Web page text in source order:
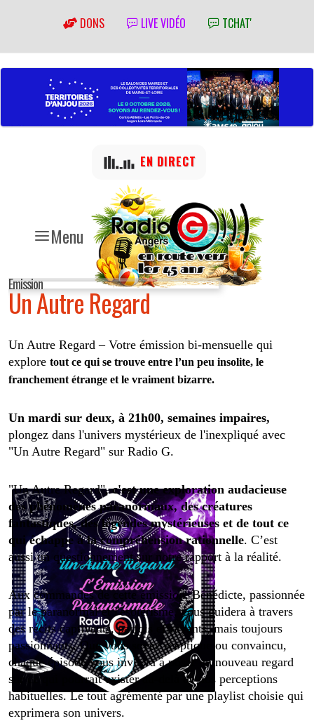
DONS LIVE VIDÉO TCHAT'
Menu
EN DIRECT
Emission
Un Autre Regard
Un Autre Regard – Votre émission bi-mensuelle qui
explore tout ce qui se trouve entre l’un peu insolite, le
franchement étrange et le vraiment bizarre.
Un mardi sur deux, à 21h00, semaines impaires,
plongez dans l'univers mystérieux de l'inexpliqué avec
"Un Autre Regard" sur Radio G.
"Un Autre Regard",c'est une exploration audacieuse
des phénomènes paranormaux, des créatures
fantastiques, des légendes mystérieuses et de tout ce
qui échappe à la compréhension rationnelle. C’est
aussi un questionnement sur notre rapport à la réalité.
Aux commandes de cette émission, Bénédicte, passionnée
par le paranormal et l'ésotérisme, vous guidera à travers
des récits captivants, parfois effrayants, mais toujours
passionnants. Que vous soyez sceptique ou convaincu,
chaque épisode vous invitera à poser un nouveau regard
sur ce qui pourrait exister au-delà de nos perceptions
habituelles. Le tout agrémenté par une playlist choisie qui
exprimera son univers.